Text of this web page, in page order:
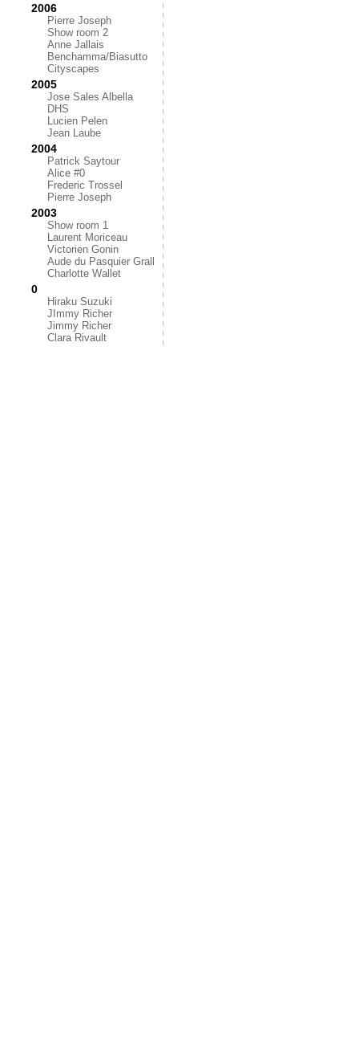
2006
Pierre Joseph
Show room 2
Anne Jallais
Benchamma/Biasutto
Cityscapes
2005
Jose Sales Albella
DHS
Lucien Pelen
Jean Laube
2004
Patrick Saytour
Alice #0
Frederic Trossel
Pierre Joseph
2003
Show room 1
Laurent Moriceau
Victorien Gonin
Aude du Pasquier Grall
Charlotte Wallet
0
Hiraku Suzuki
JImmy Richer
Jimmy Richer
Clara Rivault